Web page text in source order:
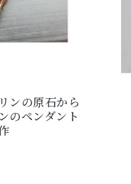
ンの原石から
のペンダント